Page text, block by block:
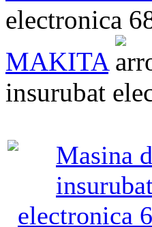
electronica
MAKITA
insurubat